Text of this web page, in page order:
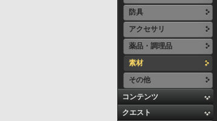
防具
アクセサリ
薬品・調理品
素材
その他
コンテンツ
クエスト